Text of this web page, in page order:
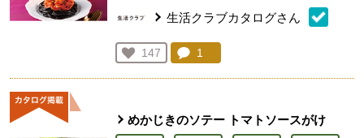
生活クラブカタログさん
お気に入り登録：
147
人が登録
コメント：
1
めかじきのソテー トマトソースがけ